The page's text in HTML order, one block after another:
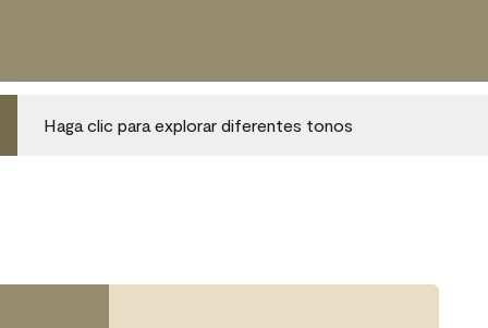
Haga clic para explorar diferentes tonos